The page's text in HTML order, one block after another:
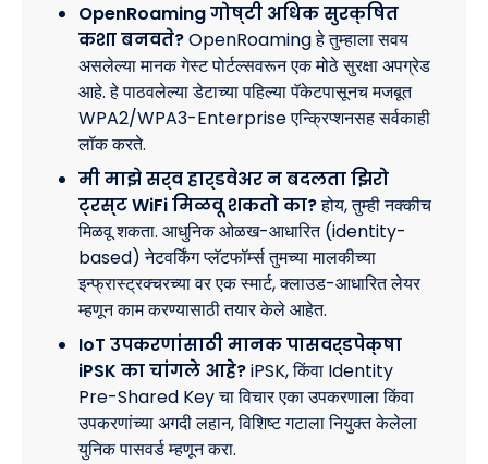
OpenRoaming गोष्टी अधिक सुरक्षित
कशा बनवते?OpenRoaming हे तुम्हाला सवय
असलेल्या मानक गेस्ट पोर्टल्सवरून एक मोठे सुरक्षा अपग्रेड
आहे. हे पाठवलेल्या डेटाच्या पहिल्या पॅकेटपासूनच मजबूत
WPA2/WPA3-Enterprise एन्क्रिप्शनसह सर्वकाही
लॉक करते.
मी माझे सर्व हार्डवेअर न बदलता झिरो
ट्रस्ट WiFi मिळवू शकतो का?होय, तुम्ही नक्कीच
मिळवू शकता. आधुनिक ओळख-आधारित (identity-
based) नेटवर्किंग प्लॅटफॉर्म्स तुमच्या मालकीच्या
इन्फ्रास्ट्रक्चरच्या वर एक स्मार्ट, क्लाउड-आधारित लेयर
म्हणून काम करण्यासाठी तयार केले आहेत.
IoT उपकरणांसाठी मानक पासवर्डपेक्षा
iPSK का चांगले आहे?iPSK, किंवा Identity
Pre-Shared Key चा विचार एका उपकरणाला किंवा
उपकरणांच्या अगदी लहान, विशिष्ट गटाला नियुक्त केलेला
युनिक पासवर्ड म्हणून करा.